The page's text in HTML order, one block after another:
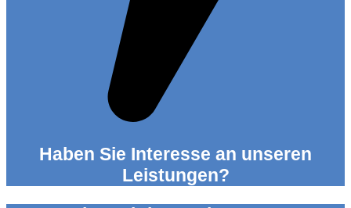
Haben Sie Interesse an unseren
Leistungen?